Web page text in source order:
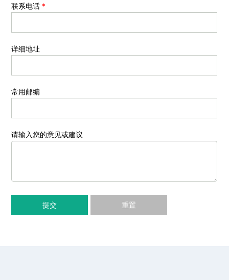
联系电话 *
详细地址
常用邮编
请输入您的意见或建议
提交 重置